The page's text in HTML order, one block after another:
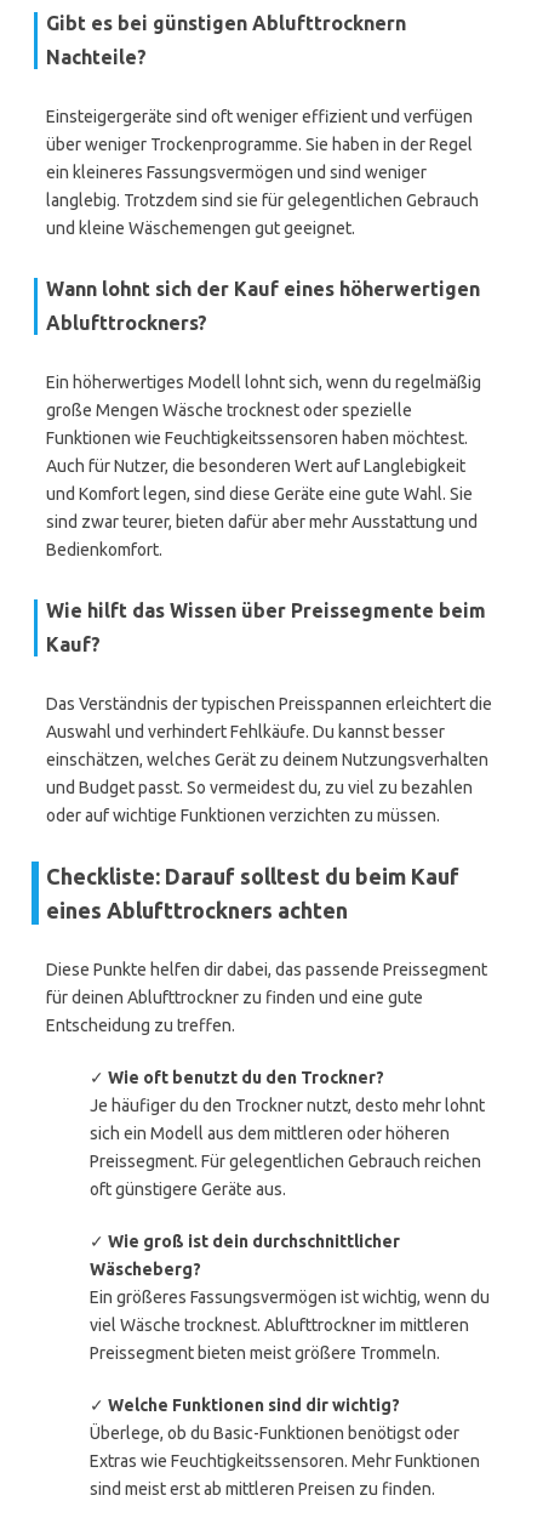
Gibt es bei günstigen Ablufttrocknern
Nachteile?
Einsteigergeräte sind oft weniger effizient und verfügen
über weniger Trockenprogramme. Sie haben in der Regel
ein kleineres Fassungsvermögen und sind weniger
langlebig. Trotzdem sind sie für gelegentlichen Gebrauch
und kleine Wäschemengen gut geeignet.
Wann lohnt sich der Kauf eines höherwertigen
Ablufttrockners?
Ein höherwertiges Modell lohnt sich, wenn du regelmäßig
große Mengen Wäsche trocknest oder spezielle
Funktionen wie Feuchtigkeitssensoren haben möchtest.
Auch für Nutzer, die besonderen Wert auf Langlebigkeit
und Komfort legen, sind diese Geräte eine gute Wahl. Sie
sind zwar teurer, bieten dafür aber mehr Ausstattung und
Bedienkomfort.
Wie hilft das Wissen über Preissegmente beim
Kauf?
Das Verständnis der typischen Preisspannen erleichtert die
Auswahl und verhindert Fehlkäufe. Du kannst besser
einschätzen, welches Gerät zu deinem Nutzungsverhalten
und Budget passt. So vermeidest du, zu viel zu bezahlen
oder auf wichtige Funktionen verzichten zu müssen.
Checkliste: Darauf solltest du beim Kauf
eines Ablufttrockners achten
Diese Punkte helfen dir dabei, das passende Preissegment
für deinen Ablufttrockner zu finden und eine gute
Entscheidung zu treffen.
✓ Wie oft benutzt du den Trockner?
Je häufiger du den Trockner nutzt, desto mehr lohnt
sich ein Modell aus dem mittleren oder höheren
Preissegment. Für gelegentlichen Gebrauch reichen
oft günstigere Geräte aus.
✓ Wie groß ist dein durchschnittlicher
Wäscheberg?
Ein größeres Fassungsvermögen ist wichtig, wenn du
viel Wäsche trocknest. Ablufttrockner im mittleren
Preissegment bieten meist größere Trommeln.
✓ Welche Funktionen sind dir wichtig?
Überlege, ob du Basic-Funktionen benötigst oder
Extras wie Feuchtigkeitssensoren. Mehr Funktionen
sind meist erst ab mittleren Preisen zu finden.